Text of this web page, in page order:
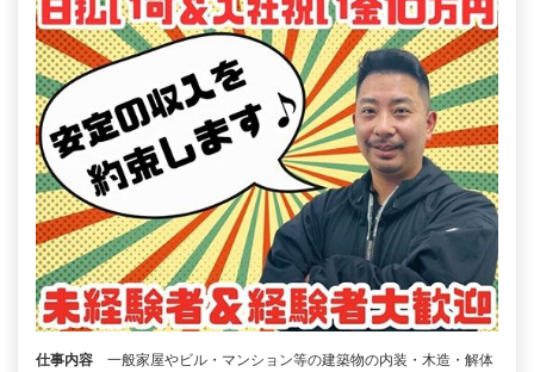
仕事内容
一般家屋やビル・マンション等の建築物の内装・木造・解体